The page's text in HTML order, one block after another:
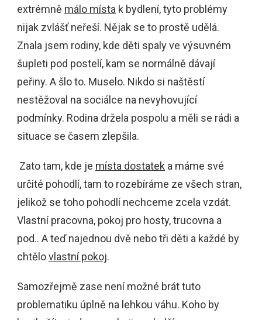
extrémně málo místa k bydlení, tyto problémy
nijak zvlášť neřeší. Nějak se to prostě udělá.
Znala jsem rodiny, kde děti spaly ve výsuvném
šupleti pod postelí, kam se normálně dávají
peřiny. A šlo to. Muselo. Nikdo si naštěstí
nestěžoval na sociálce na nevyhovující
podmínky. Rodina držela pospolu a měli se rádi a
situace se časem zlepšila.
Zato tam, kde je místa dostatek a máme své
určité pohodlí, tam to rozebíráme ze všech stran,
jelikož se toho pohodlí nechceme zcela vzdát.
Vlastní pracovna, pokoj pro hosty, trucovna a
pod.. A teď najednou dvě nebo tři děti a každé by
chtělovlastní pokoj.
Samozřejmě zase není možné brát tuto
problematiku úplně na lehkou váhu. Koho by